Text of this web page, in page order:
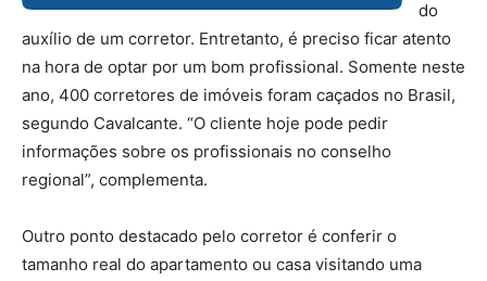
do
auxílio de um corretor. Entretanto, é preciso ficar atento
na hora de optar por um bom profissional. Somente neste
ano, 400 corretores de imóveis foram caçados no Brasil,
segundo Cavalcante. “O cliente hoje pode pedir
informações sobre os profissionais no conselho
regional”, complementa.
Outro ponto destacado pelo corretor é conferir o
tamanho real do apartamento ou casa visitando uma